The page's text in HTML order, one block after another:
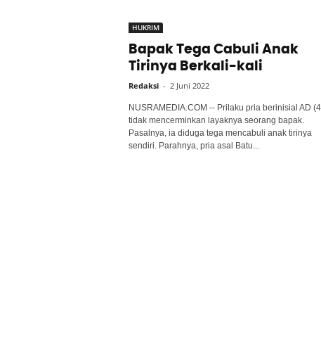
HUKRIM
Bapak Tega Cabuli Anak
Tirinya Berkali-kali
Redaksi - 2 Juni 2022
NUSRAMEDIA.COM -- Prilaku pria berinisial AD
tidak mencerminkan layaknya seorang bapak.
Pasalnya, ia diduga tega mencabuli anak tirinya
sendiri. Parahnya, pria asal Batu...